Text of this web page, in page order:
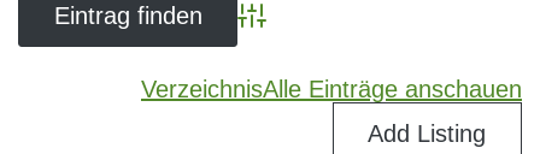
Advanced Search
VerzeichnisAlle Einträge anschauen
Add Listing